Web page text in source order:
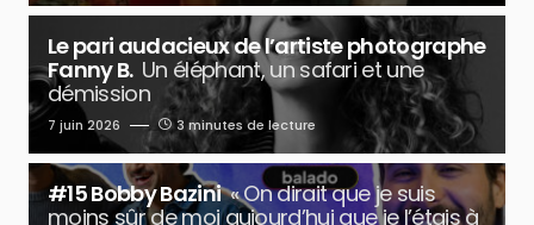
Le pari audacieux de l’artiste photographe
Fanny B. Un éléphant, un safari et une
démission
7 juin 2026 3 minutes de lecture
#15 Bobby Bazini « On dirait que je suis
moins sûr de moi aujourd’hui que je l’étais à